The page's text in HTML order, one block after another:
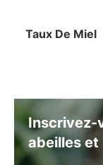
Taux De Miel
Inscrivez-
abeilles